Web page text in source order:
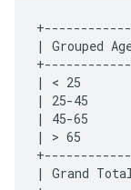
| Grouped
| < 25
| 25-45
| 45-65
| > 65
| Grand